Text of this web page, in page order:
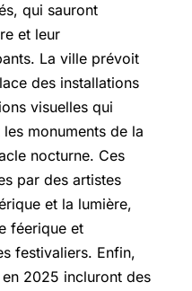
qui sauront
et leur
La ville prévoit
des installations
visuelles qui
monuments de la
nocturne. Ces
par des artistes
et la lumière,
féerique et
festivaliers. Enfin,
2025 incluront des